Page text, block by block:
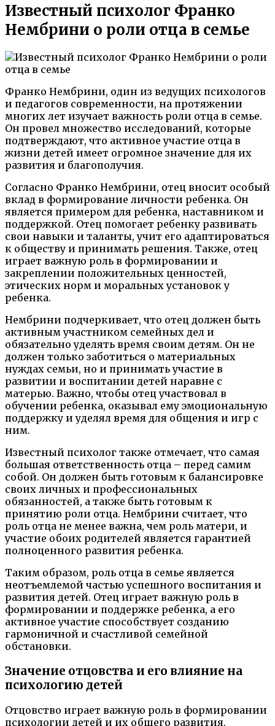
Известный психолог Франко
Нембрини о роли отца в семье
Франко Нембрини, один из ведущих психологов
и педагогов современности, на протяжении
многих лет изучает важность роли отца в семье.
Он провел множество исследований, которые
подтверждают, что активное участие отца в
жизни детей имеет огромное значение для их
развития и благополучия.
Согласно Франко Нембрини, отец вносит особый
вклад в формирование личности ребенка. Он
является примером для ребенка, наставником и
поддержкой. Отец помогает ребенку развивать
свои навыки и таланты, учит его адаптироваться
к обществу и принимать решения. Также, отец
играет важную роль в формировании и
закреплении положительных ценностей,
этических норм и моральных установок у
ребенка.
Нембрини подчеркивает, что отец должен быть
активным участником семейных дел и
обязательно уделять время своим детям. Он не
должен только заботиться о материальных
нуждах семьи, но и принимать участие в
развитии и воспитании детей наравне с
матерью. Важно, чтобы отец участвовал в
обучении ребенка, оказывал ему эмоциональную
поддержку и уделял время для общения и игр с
ним.
Известный психолог также отмечает, что самая
большая ответственность отца – перед самим
собой. Он должен быть готовым к балансировке
своих личных и профессиональных
обязанностей, а также быть готовым к
принятию роли отца. Нембрини считает, что
роль отца не менее важна, чем роль матери, и
участие обоих родителей является гарантией
полноценного развития ребенка.
Таким образом, роль отца в семье является
неотъемлемой частью успешного воспитания и
развития детей. Отец играет важную роль в
формировании и поддержке ребенка, а его
активное участие способствует созданию
гармоничной и счастливой семейной
обстановки.
Значение отцовства и его влияние на
психологию детей
Отцовство играет важную роль в формировании
психологии детей и их общего развития.